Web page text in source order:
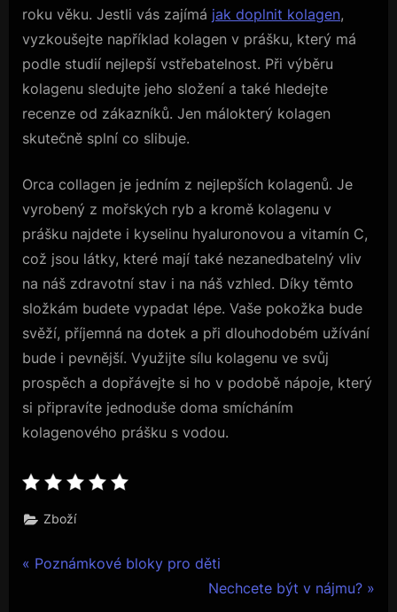
roku věku. Jestli vás zajímá jak doplnit kolagen,
vyzkoušejte například kolagen v prášku, který má
podle studií nejlepší vstřebatelnost. Při výběru
kolagenu sledujte jeho složení a také hledejte
recenze od zákazníků. Jen málokterý kolagen
skutečně splní co slibuje.
Orca collagen je jedním z nejlepších kolagenů. Je
vyrobený z mořských ryb a kromě kolagenu v
prášku najdete i kyselinu hyaluronovou a vitamín C,
což jsou látky, které mají také nezanedbatelný vliv
na náš zdravotní stav i na náš vzhled. Díky těmto
složkám budete vypadat lépe. Vaše pokožka bude
svěží, příjemná na dotek a při dlouhodobém užívání
bude i pevnější. Využijte sílu kolagenu ve svůj
prospěch a dopřávejte si ho v podobě nápoje, který
si připravíte jednoduše doma smícháním
kolagenového prášku s vodou.
Zboží
Navigace
P
Poznámkové bloky pro děti
N
Nechcete být v nájmu?